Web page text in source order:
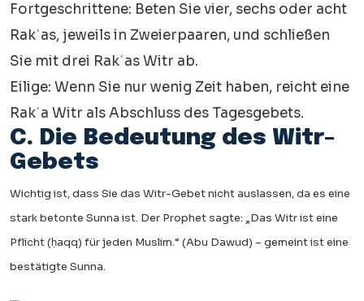
Fortgeschrittene: Beten Sie vier, sechs oder acht
Rakʿas, jeweils in Zweierpaaren, und schließen
Sie mit drei Rakʿas Witr ab.
Eilige: Wenn Sie nur wenig Zeit haben, reicht eine
Rakʿa Witr als Abschluss des Tagesgebets.
C. Die Bedeutung des Witr-
Gebets
Wichtig ist, dass Sie das Witr-Gebet nicht auslassen, da es eine
stark betonte Sunna ist. Der Prophet sagte: „Das Witr ist eine
Pflicht (ḥaqq) für jeden Muslim.“ (Abu Dawud) – gemeint ist eine
bestätigte Sunna.